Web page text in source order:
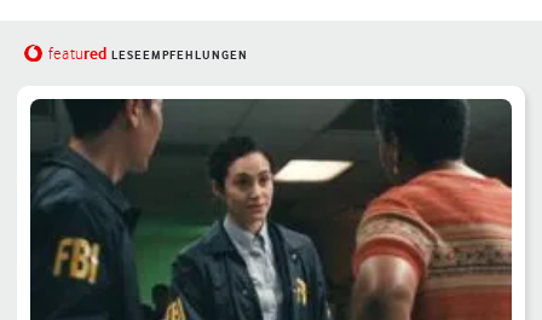
featured LESEEMPFEHLUNGEN